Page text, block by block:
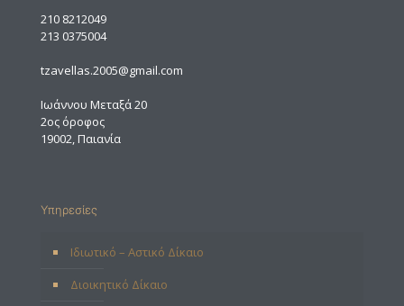
210 8212049
213 0375004
tzavellas.2005@gmail.com
Ιωάννου Μεταξά 20
2ος όροφος
19002, Παιανία
Υπηρεσίες
Ιδιωτικό – Αστικό Δίκαιο
Διοικητικό Δίκαιο